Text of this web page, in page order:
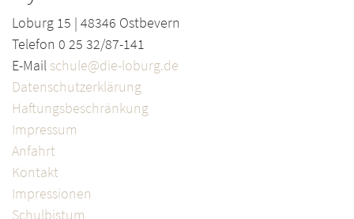
Loburg 15 | 48346 Ostbevern
Telefon 0 25 32/87-141
E-Mail schule@die-loburg.de
Datenschutzerklärung
Haftungsbeschränkung
Impressum
Anfahrt
Kontakt
Impressionen
Schulbistum